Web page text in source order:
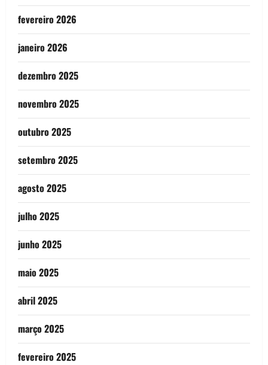
fevereiro 2026
janeiro 2026
dezembro 2025
novembro 2025
outubro 2025
setembro 2025
agosto 2025
julho 2025
junho 2025
maio 2025
abril 2025
março 2025
fevereiro 2025